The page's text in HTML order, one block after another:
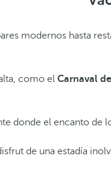
modernos hasta
como el Carnaval
donde el encanto
de una estadía